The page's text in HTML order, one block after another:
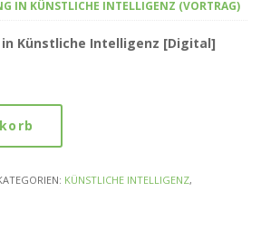
IN KÜNSTLICHE INTELLIGENZ (VORTRAG)
in Künstliche Intelligenz [Digital]
KÜNSTLICHE INTELLIGENZ,